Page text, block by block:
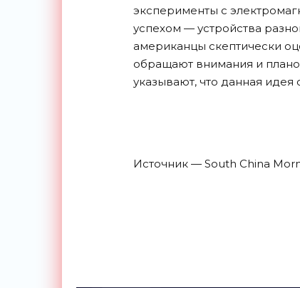
эксперименты с
успехом — устройства
американцы скептически
обращают внимания и
указывают, что данная
Источник — South China